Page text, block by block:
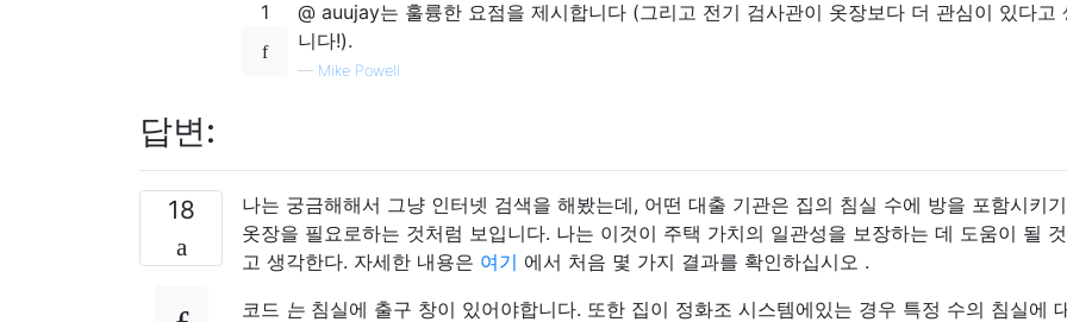
1
@ auujay는 훌륭한 요점을 제시합니다 (그리고 전기 검사관이 옷장보다 더 관심이 있다고
니다!).
— Mike Powell
답변:
18
나는 궁금해해서 그냥 인터넷 검색을 해봤는데, 어떤 대출 기관은 집의 침실 수에 방을 포함시키
옷장을 필요로하는 것처럼 보입니다. 나는 이것이 주택 가치의 일관성을 보장하는 데 도움이 될
고 생각한다. 자세한 내용은 여기 에서 처음 몇 가지 결과를 확인하십시오 .
코드 는 침실에 출구 창이 있어야합니다. 또한 집이 정화조 시스템에있는 경우 특정 수의 침실에